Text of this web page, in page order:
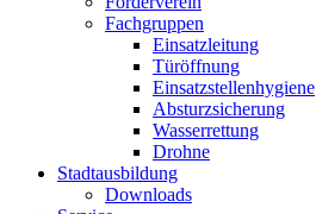
Fachgruppen
Einsatzleitung
Türöffnung
Einsatzstellenhygiene
Absturzsicherung
Wasserrettung
Drohne
Stadtausbildung
Downloads